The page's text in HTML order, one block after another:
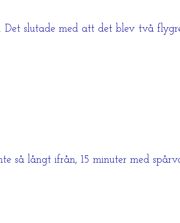
slutade med att det blev två
så långt ifrån, 15 minuter med